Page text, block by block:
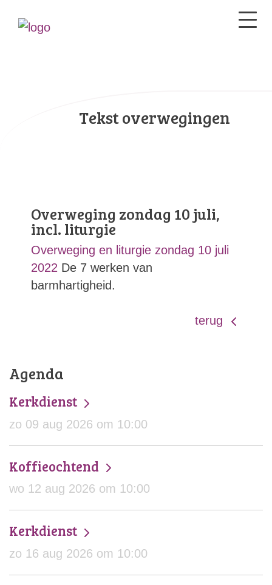
Tekst overwegingen
Overweging zondag 10 juli,
incl. liturgie
Overweging en liturgie zondag 10 juli
2022 De 7 werken van
barmhartigheid.
terug
Agenda
Kerkdienst
zo 09 aug 2026 om 10:00
Koffieochtend
wo 12 aug 2026 om 10:00
Kerkdienst
zo 16 aug 2026 om 10:00